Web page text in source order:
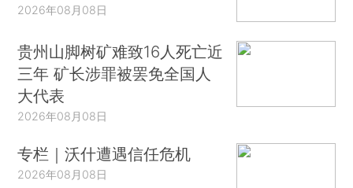
2026年08月08日
贵州山脚树矿难致16人死亡近
三年 矿长涉罪被罢免全国人
大代表
2026年08月08日
专栏｜沃什遭遇信任危机
2026年08月08日